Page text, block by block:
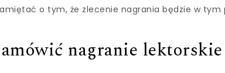
o tym, że zlecenie nagrania będzie w tym
nagranie